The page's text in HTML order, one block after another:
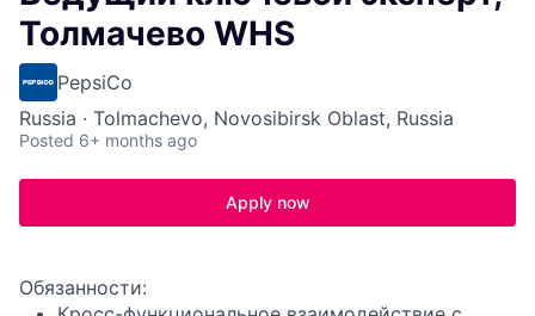
Толмачево WHS
PepsiCo
Russia · Tolmachevo, Novosibirsk Oblast, Russia
Posted 6+ months ago
Apply now
Обязанности: